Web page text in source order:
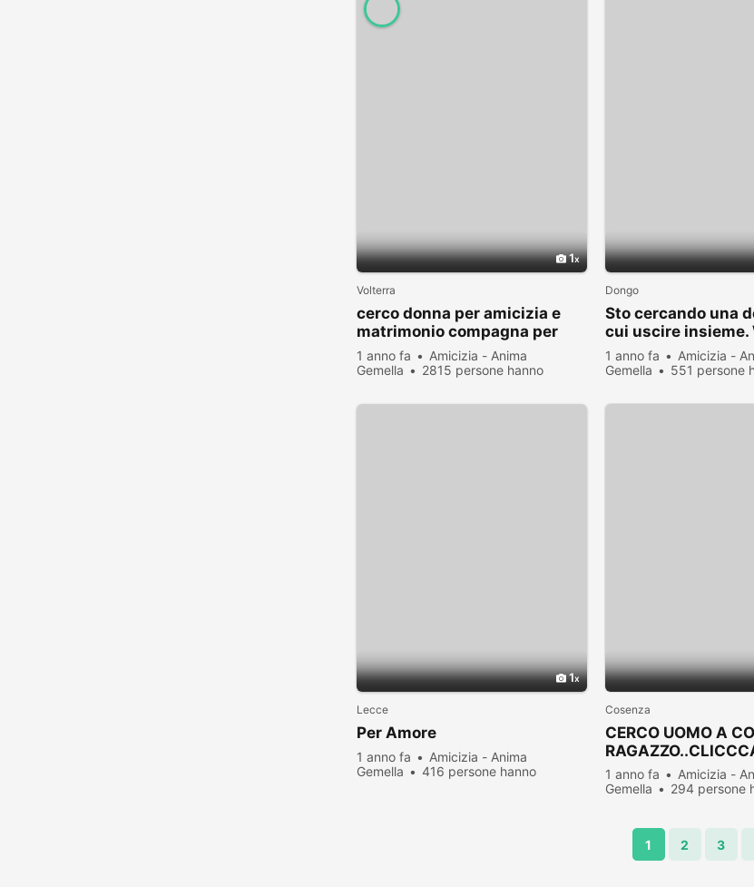
1
Volterra
cerco donna per amicizia e
matrimonio compagna per
vita compagnia in casa mia
1 anno fa
Amicizia - Anima
Gemella
2815 persone hanno
Dongo
Sto cercando una
cui uscire insieme.
3290635634
1 anno fa
Amicizia -
Gemella
551 persone
1
Lecce
Per Amore
1 anno fa
Amicizia - Anima
Gemella
416 persone hanno
Cosenza
CERCO UOMO A
1 anno fa
Amicizia -
Gemella
294 persone
1 2 3